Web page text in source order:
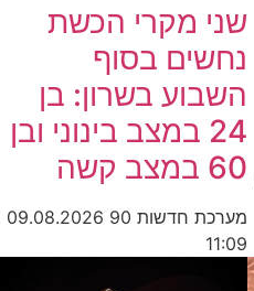
שני מקרי הכשת
נחשים בסוף
השבוע בשרון: בן
24 במצב בינוני ובן
60 במצב קשה
מערכת חדשות 90
09.08.2026
11:09